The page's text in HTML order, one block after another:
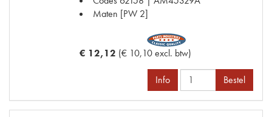
Maten [PW 2]
€ 12,12 (€ 10,10 excl. btw)
Info Bestel